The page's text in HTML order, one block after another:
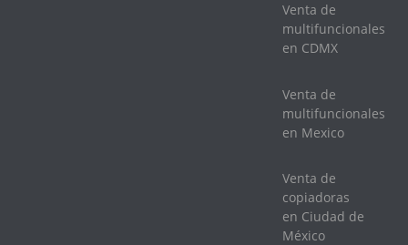
Venta de
multifuncionales
en CDMX
Venta de
multifuncionales
en Mexico
Venta de
copiadoras
en Ciudad de
México